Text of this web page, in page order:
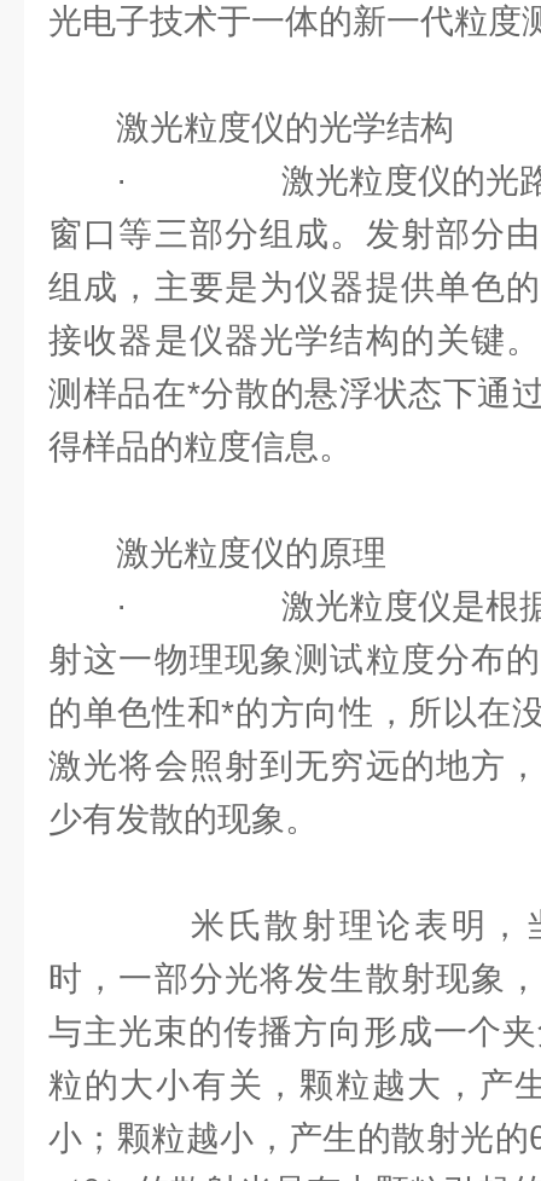
光电子技术于一体的新一代粒度
激光粒度仪的光学结构
· 激光粒度仪的光路由
窗口等三部分组成。发射部分
组成，主要是为仪器提供单色
接收器是仪器光学结构的关键
测样品在*分散的悬浮状态下通
得样品的粒度信息。
激光粒度仪的原理
· 激光粒度仪是根据颗
射这一物理现象测试粒度分布
的单色性和*的方向性，所以在
激光将会照射到无穷远的地方
少有发散的现象。
米氏散射理论表明，
时，一部分光将发生散射现象
与主光束的传播方向形成一个
粒的大小有关，颗粒越大，产
小；颗粒越小，产生的散射光